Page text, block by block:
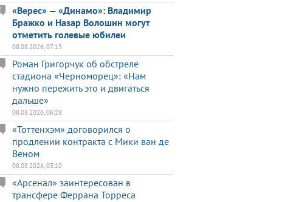
«Верес» — «Динамо»: Владимир
Бражко и Назар Волошин могут
отметить голевые юбилеи
08.08.2026, 07:13
Роман Григорчук об обстреле
стадиона «Черноморец»: «Нам
нужно пережить это и двигаться
дальше»
08.08.2026, 06:28
«Тоттенхэм» договорился о
продлении контракта с Мики ван де
Веном
08.08.2026, 03:10
«Арсенал» заинтересован в
трансфере Феррана Торреса